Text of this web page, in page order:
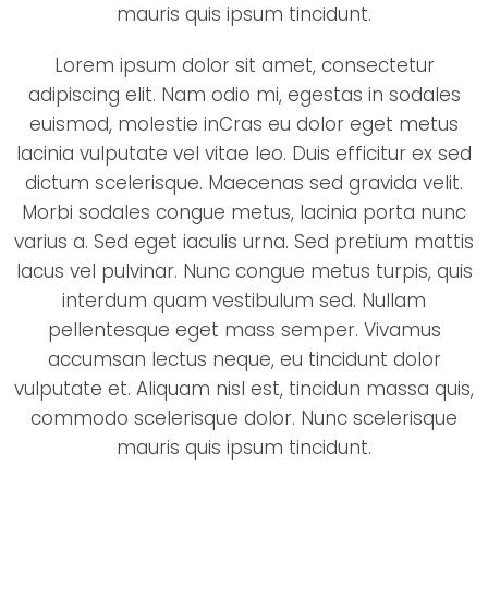
mauris quis ipsum tincidunt.
Lorem ipsum dolor sit amet, consectetur
adipiscing elit. Nam odio mi, egestas in sodales
euismod, molestie inCras eu dolor eget metus
lacinia vulputate vel vitae leo. Duis efficitur ex sed
dictum scelerisque. Maecenas sed gravida velit.
Morbi sodales congue metus, lacinia porta nunc
varius a. Sed eget iaculis urna. Sed pretium mattis
lacus vel pulvinar. Nunc congue metus turpis, quis
interdum quam vestibulum sed. Nullam
pellentesque eget mass semper. Vivamus
accumsan lectus neque, eu tincidunt dolor
vulputate et. Aliquam nisl est, tincidun massa quis,
commodo scelerisque dolor. Nunc scelerisque
mauris quis ipsum tincidunt.